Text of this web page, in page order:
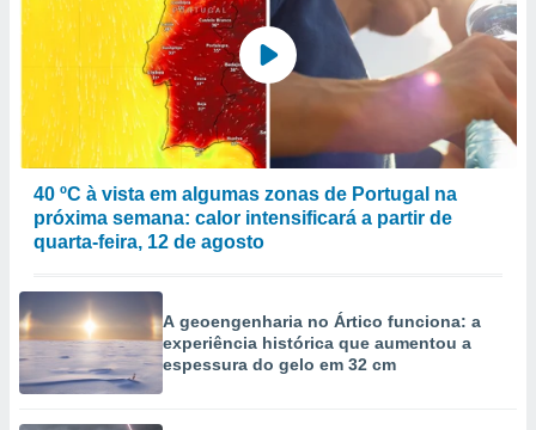
40 ºC à vista em algumas zonas de Portugal na
próxima semana: calor intensificará a partir de
quarta-feira, 12 de agosto
A geoengenharia no Ártico funciona: a
experiência histórica que aumentou a
espessura do gelo em 32 cm